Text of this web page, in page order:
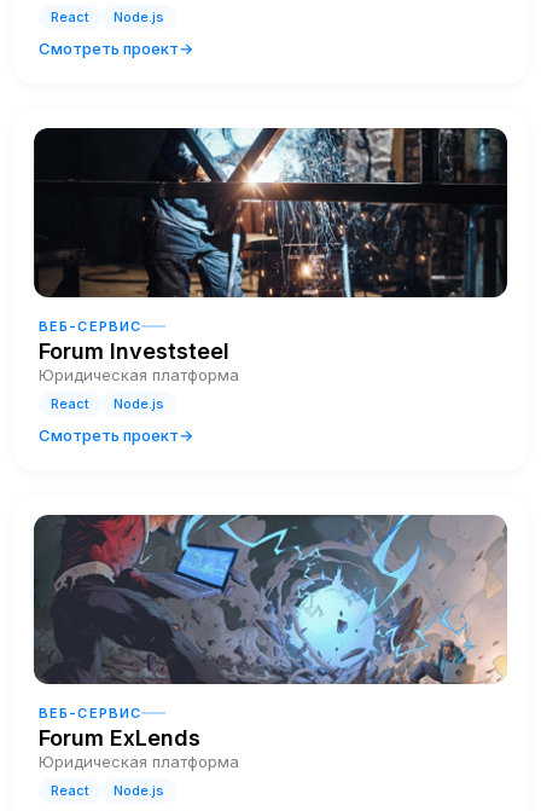
React Node.js
Смотреть проект
ВЕБ-СЕРВИС
Forum Investsteel
Юридическая платформа
React Node.js
Смотреть проект
ВЕБ-СЕРВИС
Forum ExLends
Юридическая платформа
React Node.js